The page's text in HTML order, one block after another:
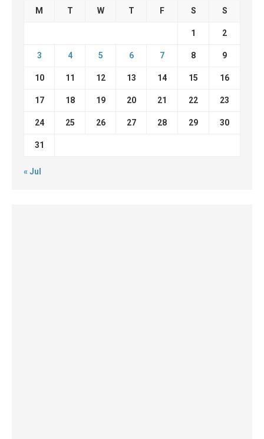
M T W T F S S
1 2
3 4 5 6 7 8 9
10 11 12 13 14 15 16
17 18 19 20 21 22 23
24 25 26 27 28 29 30
31
« Jul